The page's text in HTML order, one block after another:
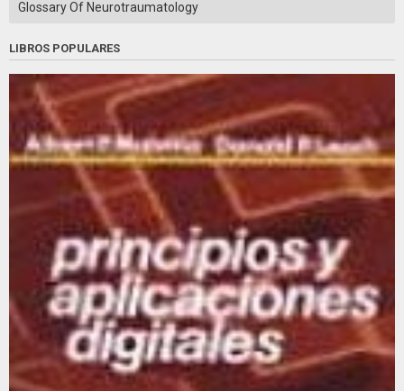
Glossary Of Neurotraumatology
LIBROS POPULARES